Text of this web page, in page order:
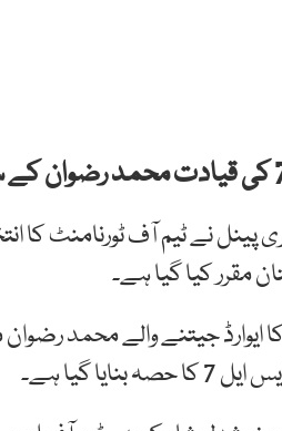
ایس ایل 7 کے کمنٹری پینل نے ٹیم آف
آف ایچ بی ایل پی ایس ایل 7 کا ایوارڈ
گیا ہے۔